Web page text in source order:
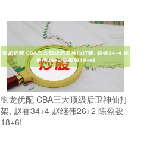
御龙优配 CBA三大顶级后卫神仙打
架, 赵睿34+4 赵继伟26+2 陈盈骏
18+6!